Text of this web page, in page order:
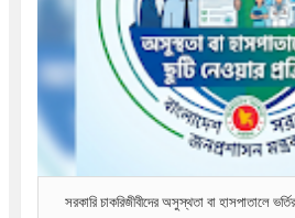
সরকারি চাকরিজীবীদের অসুস্থতা বা হাসপাতালে